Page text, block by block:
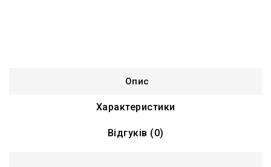
Опис
Характеристики
Відгуків (0)